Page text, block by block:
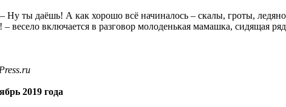
Ну ты даёшь! А как хорошо всё начиналось – скалы, гроты,
– весело включается в разговор молоденькая мамашка, сидящая
2019 года